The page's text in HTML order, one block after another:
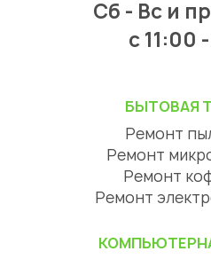
Сб - Вс и
c 11:00
БЫТОВАЯ
Ремонт
Ремонт
Ремонт
Ремонт